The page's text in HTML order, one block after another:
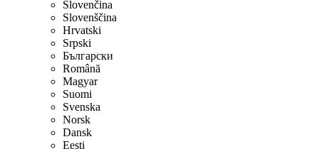
Slovenčina
Slovenščina
Hrvatski
Srpski
Български
Română
Magyar
Suomi
Svenska
Norsk
Dansk
Eesti